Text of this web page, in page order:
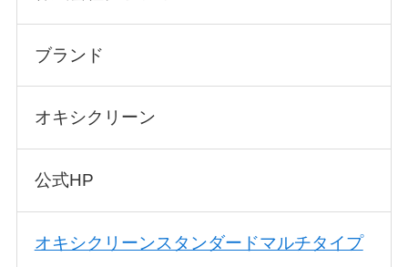
ブランド
オキシクリーン
公式HP
オキシクリーンスタンダードマルチタイプ